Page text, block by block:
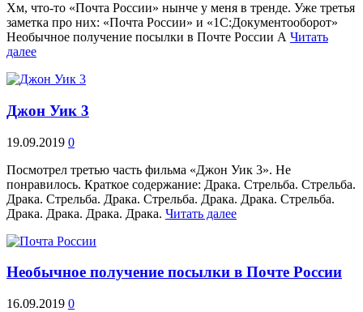
Хм, что-то «Почта России» нынче у меня в тренде. Уже третья
заметка про них: «Почта России» и «1С:Документооборот»
Необычное получение посылки в Почте России А Читать
далее
Джон Уик 3
19.09.2019 0
Посмотрел третью часть фильма «Джон Уик 3». Не
понравилось. Краткое содержание: Драка. Стрельба. Стрельба.
Драка. Стрельба. Драка. Стрельба. Драка. Драка. Стрельба.
Драка. Драка. Драка. Драка. Читать далее
Необычное получение посылки в Почте России
16.09.2019 0